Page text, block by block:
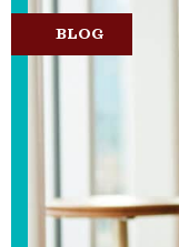
BLOG